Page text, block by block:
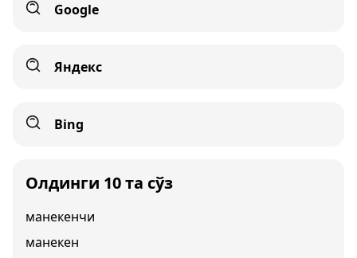
Google
Яндекс
Bing
Олдинги 10 та сўз
манекенчи
манекен